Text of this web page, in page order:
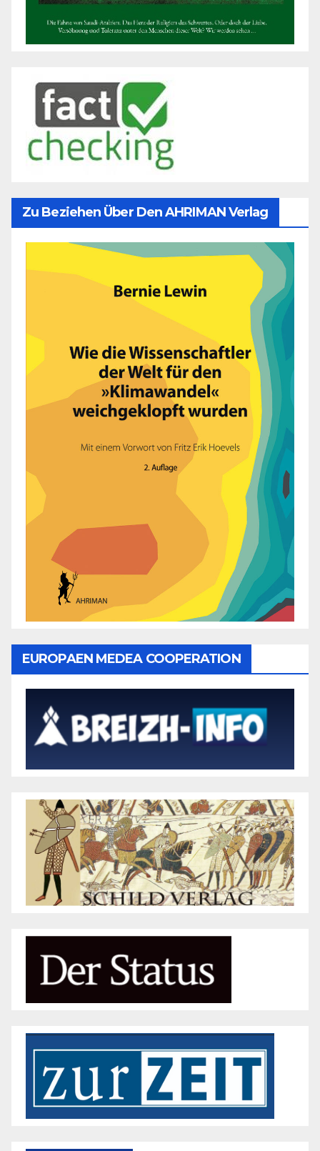
Zu Beziehen Über Den AHRIMAN Verlag
EUROPAEN MEDEA COOPERATION